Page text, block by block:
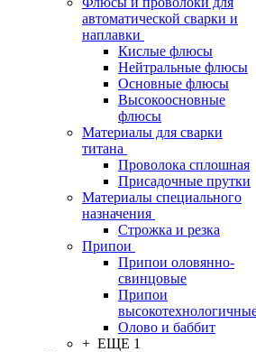
автоматической сварки и
наплавки
Кислые флюсы
Нейтральные флюсы
Основные флюсы
Высокоосновные
флюсы
Материалы для сварки
титана
Проволока сплошная
Присадочные прутки
Материалы специального
назначения
Строжка и резка
Припои
Припои оловянно-
свинцовые
Припои
Олово и баббит
+ ЕЩЕ 1